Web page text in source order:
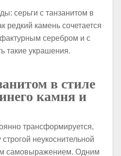
серьги с танзанитом в
редкий камень сочетается
фактурным серебром и с
такие украшения.
в стиле
камня и
трансформируется,
неукоснительной
самовыражением. Одним